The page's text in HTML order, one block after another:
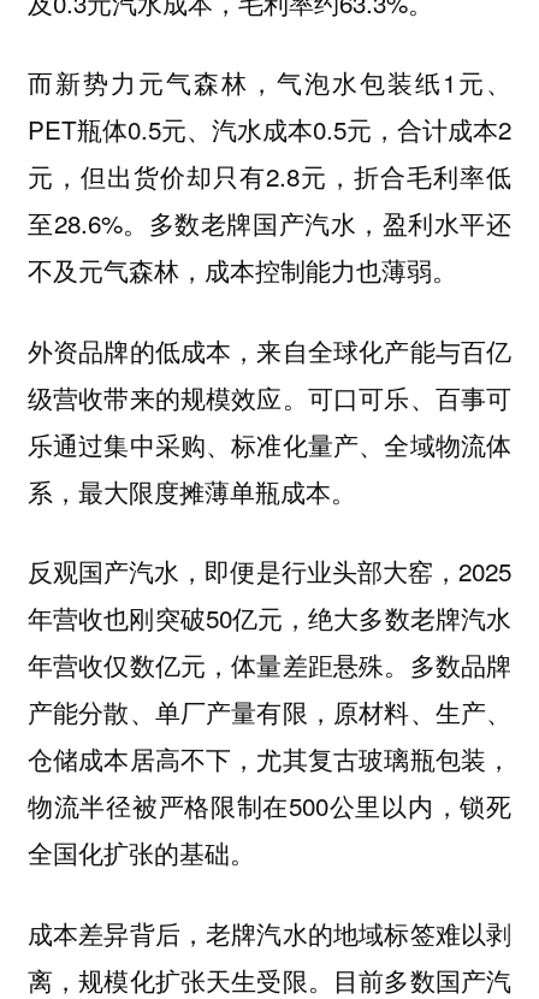
而新势力元气森林，气泡水包装纸1元、
PET瓶体0.5元、汽水成本0.5元，合计成本2
元，但出货价却只有2.8元，折合毛利率低
至28.6%。多数老牌国产汽水，盈利水平还
不及元气森林，成本控制能力也薄弱。
外资品牌的低成本，来自全球化产能与百亿
级营收带来的规模效应。可口可乐、百事可
乐通过集中采购、标准化量产、全域物流体
系，最大限度摊薄单瓶成本。
反观国产汽水，即便是行业头部大窑，2025
年营收也刚突破50亿元，绝大多数老牌汽水
年营收仅数亿元，体量差距悬殊。多数品牌
产能分散、单厂产量有限，原材料、生产、
仓储成本居高不下，尤其复古玻璃瓶包装，
物流半径被严格限制在500公里以内，锁死
全国化扩张的基础。
成本差异背后，老牌汽水的地域标签难以剥
离，规模化扩张天生受限。目前多数国产汽